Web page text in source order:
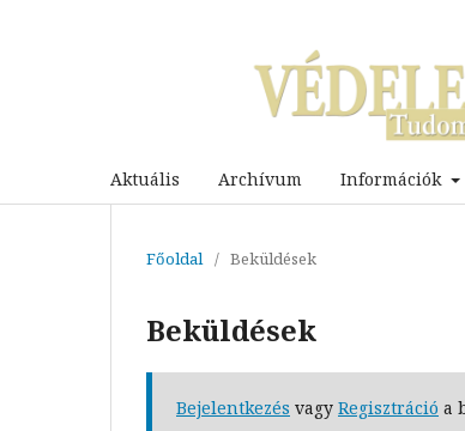
Aktuális Archívum Információk
Főoldal / Beküldések
Beküldések
Bejelentkezés vagy Regisztráció a